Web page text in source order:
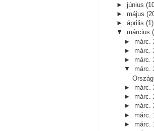
► június
► május
► április (1)
▼ március
► márc.
► márc.
► márc.
▼ márc.
► márc.
► márc.
► márc.
► márc.
► márc.